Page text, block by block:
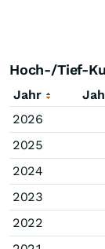
Hoch-/Tief-
Jahr
2026
2025
2024
2023
2022